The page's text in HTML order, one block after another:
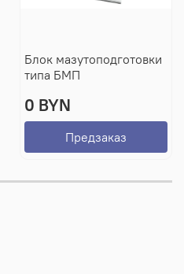
Блок мазутоподготовки
типа БМП
0 BYN
Предзаказ